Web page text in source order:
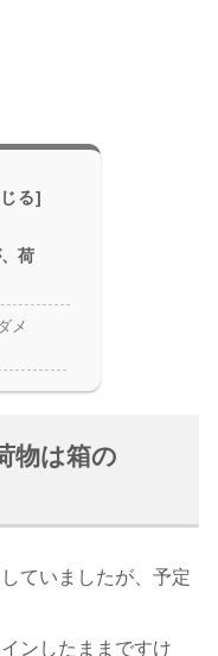
荷
メ
物は箱の
ていましたが、予定
ンしたままですけ